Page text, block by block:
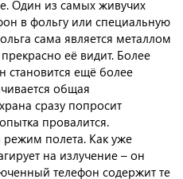
Один из самых живучих
в фольгу или специальную
сама является металлом
её видит. Более
становится ещё более
общая
сразу попросит
провалится.
полета. Как уже
на излучение – он
телефон содержит те